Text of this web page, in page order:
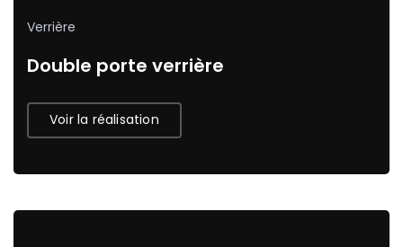
Verrière
Double porte verrière
Voir la réalisation